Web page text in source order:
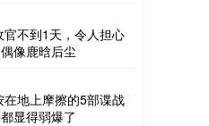
不到1天，令人担心
像鹿晗后尘
地上摩擦的5部谍战
显得弱爆了